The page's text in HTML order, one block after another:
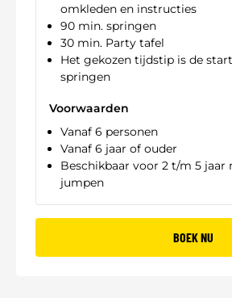
omkleden en instructies
90 min. springen
30 min. Party tafel
Het gekozen tijdstip is de
springen
Voorwaarden
Vanaf 6 personen
Vanaf 6 jaar of ouder
Beschikbaar voor 2 t/m 5 jaar
jumpen
BOEK NU